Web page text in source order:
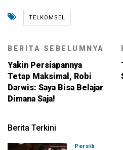
TELKOMSEL
BERITA SEBELUMNYA
Yakin Persiapannya
Tetap Maksimal, Robi
Darwis: Saya Bisa Belajar
Dimana Saja!
Berita Terkini
Persib